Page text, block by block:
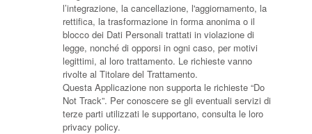
l’integrazione, la cancellazione, l'aggiornamento, la
rettifica, la trasformazione in forma anonima o il
blocco dei Dati Personali trattati in violazione di
legge, nonché di opporsi in ogni caso, per motivi
legittimi, al loro trattamento. Le richieste vanno
rivolte al Titolare del Trattamento.
Questa Applicazione non supporta le richieste “Do
Not Track”. Per conoscere se gli eventuali servizi di
terze parti utilizzati le supportano, consulta le loro
privacy policy.